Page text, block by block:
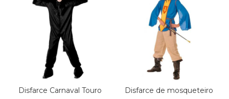
Disfarce Carnaval Touro Disfarce de mosqueteiro